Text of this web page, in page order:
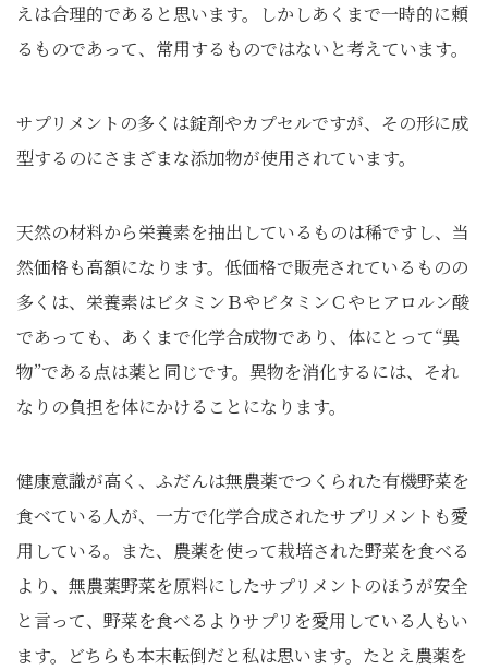
えは合理的であると思います。しかしあくまで一時的に頼
るものであって、常用するものではないと考えています。
サプリメントの多くは錠剤やカプセルですが、その形に成
型するのにさまざまな添加物が使用されています。
天然の材料から栄養素を抽出しているものは稀ですし、当
然価格も高額になります。低価格で販売されているものの
多くは、栄養素はビタミンＢやビタミンＣやヒアロルン酸
であっても、あくまで化学合成物であり、体にとって“異
物”である点は薬と同じです。異物を消化するには、それ
なりの負担を体にかけることになります。
健康意識が高く、ふだんは無農薬でつくられた有機野菜を
食べている人が、一方で化学合成されたサプリメントも愛
用している。また、農薬を使って栽培された野菜を食べる
より、無農薬野菜を原料にしたサプリメントのほうが安全
と言って、野菜を食べるよりサプリを愛用している人もい
ます。どちらも本末転倒だと私は思います。たとえ農薬を